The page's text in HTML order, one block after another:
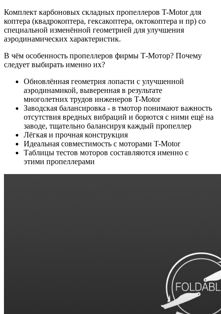
Комплект карбоновых складных пропеллеров T-Motor для
коптера (квадрокоптера, гексакоптера, октокоптера и пр) со
специальной изменённой геометрией для улучшения
аэродинамических характеристик.
В чём особенность пропеллеров фирмы Т-Мотор? Почему
следует выбирать именно их?
Обновлённая геометрия лопасти с улучшенной
аэродинамикой, выверенная в результате
многолетних трудов инженеров T-Motor
Заводская балансировка - в тмотор понимают важность
отсутствия вредных вибраций и борются с ними ещё на
заводе, тщательно балансируя каждый пропеллер
Лёгкая и прочная конструкция
Идеальная совместимость с моторами T-Motor
Таблицы тестов моторов составляются именно с
этими пропеллерами